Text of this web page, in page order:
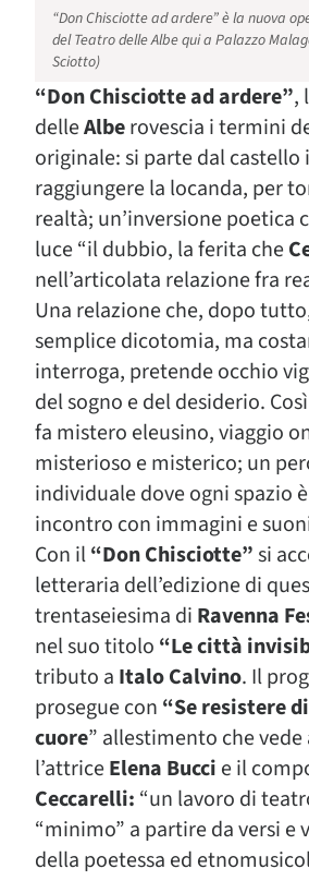
“Don Chisciotte ad ardere” è la nuova
del Teatro delle Albe qui a Palazzo
Sciotto)
“Don Chisciotte ad ardere”,
delleAlberovescia i termini
originale: si parte dal
raggiungere la locanda, per
realtà; un’inversione poetica
luce “il dubbio, la ferita che
nell’articolata relazione fra
Una relazione che, dopo
semplice dicotomia, ma
interroga, pretende occhio
del sogno e del desiderio.
fa mistero eleusino, viaggio
misterioso e misterico; un
individuale dove ogni spazio
incontro con immagini e
Con il“Don Chisciotte”si
letteraria dell’edizione di
trentaseiesima di Ravenna
nel suo titolo “Le città
tributo a Italo Calvino. Il
prosegue con “Se resistere
cuore” allestimento che vede
l’attriceElena Bucci e il
Ceccarelli: “un lavoro di
“minimo” a partire da versi e
della poetessa ed